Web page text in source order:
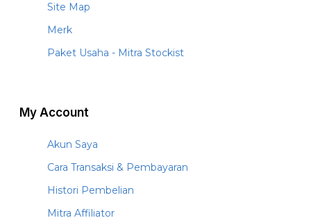
Site Map
Merk
Paket Usaha - Mitra Stockist
My Account
Akun Saya
Cara Transaksi & Pembayaran
Histori Pembelian
Mitra Affiliator